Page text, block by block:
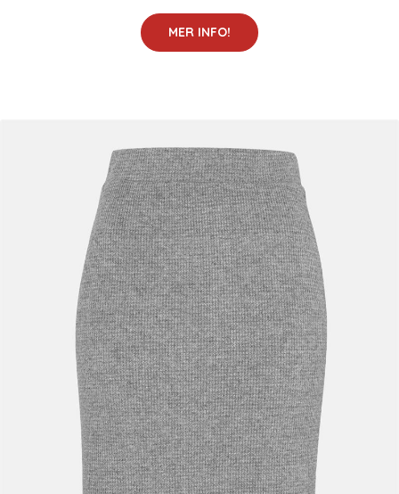
MER INFO!